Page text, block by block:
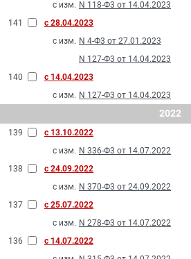
с изм. N 118-Ф3 от 14.04.2023
141
с 28.04.2023
с изм. N 4-Ф3 от 27.01.2023
N 127-Ф3 от 14.04.2023
140
с 14.04.2023
с изм. N 127-Ф3 от 14.04.2023
2022
139
с 13.10.2022
с изм. N 336-Ф3 от 14.07.2022
138
с 24.09.2022
с изм. N 370-Ф3 от 24.09.2022
137
с 25.07.2022
с изм. N 278-Ф3 от 14.07.2022
136
с 14.07.2022